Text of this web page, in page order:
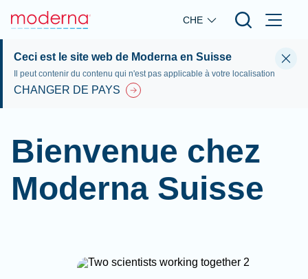
Skip to main content
CHE
Ceci est le site web de Moderna en Suisse
Il peut contenir du contenu qui n'est pas applicable à votre localisation
CHANGER DE PAYS
Bienvenue chez
Moderna Suisse